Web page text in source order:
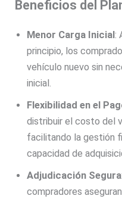
Beneficios del
Menor Carga Inicial:
principio, los
vehículo nuevo sin
inicial.
Flexibilidad en el
distribuir el costo del
facilitando la gestión
capacidad de
Adjudicación Segura
compradores